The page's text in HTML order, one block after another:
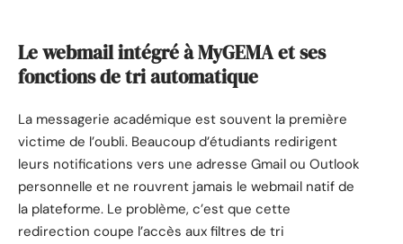
Le webmail intégré à MyGEMA et ses
fonctions de tri automatique
La messagerie académique est souvent la première
victime de l’oubli. Beaucoup d’étudiants redirigent
leurs notifications vers une adresse Gmail ou Outlook
personnelle et ne rouvrent jamais le webmail natif de
la plateforme. Le problème, c’est que cette
redirection coupe l’accès aux filtres de tri